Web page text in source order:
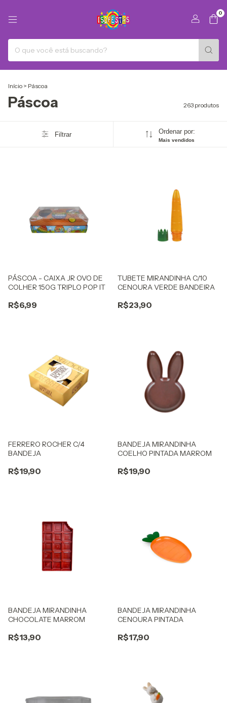
0
Início > Páscoa
Páscoa 263 produtos
Filtrar Ordenar por:
Mais vendidos
PÁSCOA - CAIXA JR OVO DE
COLHER 150G TRIPLO POP IT
R$6,99
TUBETE MIRANDINHA C/10
CENOURA VERDE BANDEIRA
R$23,90
FERRERO ROCHER C/4
BANDEJA
R$19,90
BANDEJA MIRANDINHA
COELHO PINTADA MARROM
R$19,90
BANDEJA MIRANDINHA
CHOCOLATE MARROM
R$13,90
BANDEJA MIRANDINHA
CENOURA PINTADA
R$17,90